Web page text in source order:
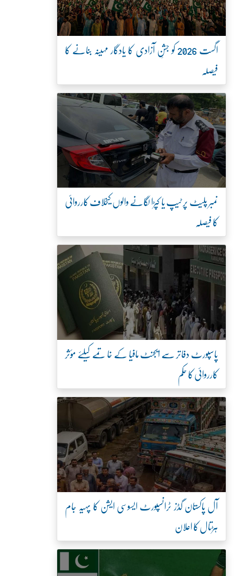
اگست 2026 کو جشنِ آزادی کا یادگار مہینہ بنانے کا
فیصلہ
نمبر پلیٹ پر ٹیپ یا کپڑا لگانے والوں کیخلاف کارروائی
کا فیصلہ
پاسپورٹ دفاتر سے ایجنٹ مافیا کے خاتمے کیلئے مؤثر
کارروائی کا حکم
آل پاکستان گڈز ٹرانسپورٹ ایسوسی ایشن کا پہیہ جام
ہڑتال کا اعلان